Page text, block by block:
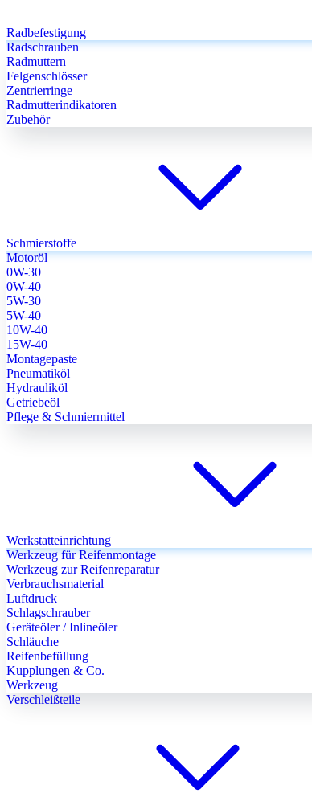
Radbefestigung
Radschrauben
Radmuttern
Felgenschlösser
Zentrierringe
Radmutterindikatoren
Zubehör
Schmierstoffe
Motoröl
0W-30
0W-40
5W-30
5W-40
10W-40
15W-40
Montagepaste
Pneumatiköl
Hydrauliköl
Getriebeöl
Pflege & Schmiermittel
Werkstatteinrichtung
Werkzeug für Reifenmontage
Werkzeug zur Reifenreparatur
Verbrauchsmaterial
Luftdruck
Schlagschrauber
Geräteöler / Inlineöler
Schläuche
Reifenbefüllung
Kupplungen & Co.
Werkzeug
Verschleißteile